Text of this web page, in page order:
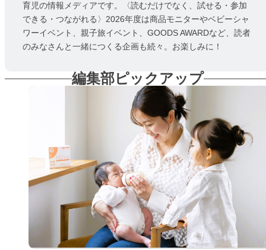
育児の情報メディアです。〈読むだけでなく、試せる・参加
できる・つながれる〉2026年度は商品モニターやベビーシャ
ワーイベント、親子旅イベント、GOODS AWARDなど、読者
のみなさんと一緒につくる企画も続々。お楽しみに！
編集部ピックアップ